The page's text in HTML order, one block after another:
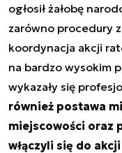
ogłosił żałobę
zarówno procedury
koordynacja akcji
na bardzo wysokim
wykazały się
również postawa
miejscowości oraz
włączyli się do